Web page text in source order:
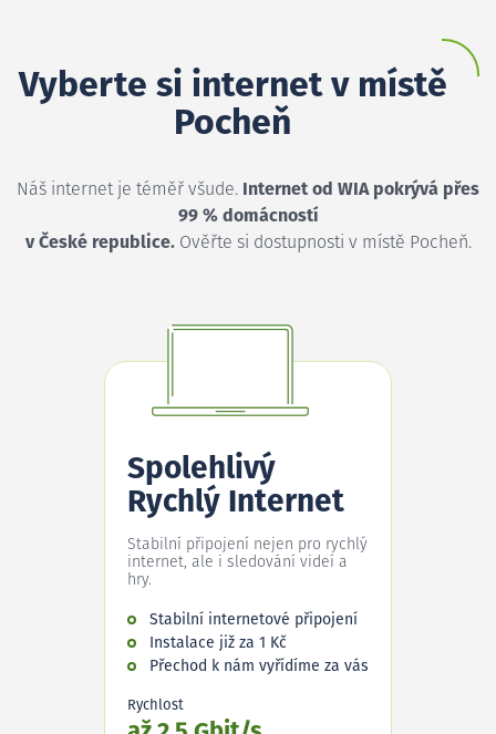
Vyberte si internet v místě
Pocheň
Náš internet je téměř všude. Internet od WIA pokrývá přes
99 % domácností
v České republice.Ověřte si dostupnosti v místě Pocheň.
Spolehlivý
Rychlý Internet
Stabilní připojení nejen pro rychlý
internet, ale i sledování videí a
hry.
Stabilní internetové připojení
Instalace již za 1 Kč
Přechod k nám vyřídíme za vás
Rychlost